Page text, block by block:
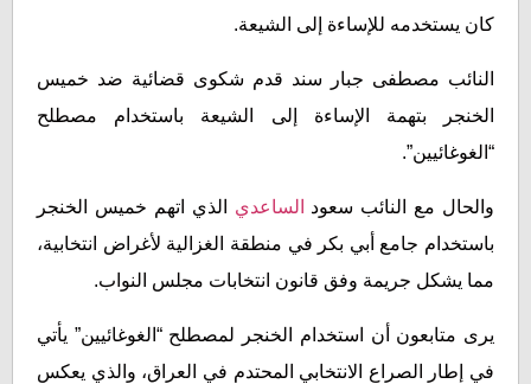
كان يستخدمه للإساءة إلى الشيعة.
النائب مصطفى جبار سند قدم شكوى قضائية ضد خميس
الخنجر بتهمة الإساءة إلى الشيعة باستخدام مصطلح
“الغوغائيين”.
والحال مع النائب سعود الساعدي الذي اتهم خميس الخنجر
باستخدام جامع أبي بكر في منطقة الغزالية لأغراض انتخابية،
مما يشكل جريمة وفق قانون انتخابات مجلس النواب.
يرى متابعون أن استخدام الخنجر لمصطلح “الغوغائيين” يأتي
في إطار الصراع الانتخابي المحتدم في العراق، والذي يعكس